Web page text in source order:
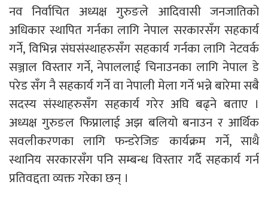
नव निर्वाचित अध्यक्ष गुरुङले आदिवासी जनजातिको
अधिकार स्थापित गर्नका लागि नेपाल सरकारसँग सहकार्य
गर्ने, विभिन्न संघसंस्थाहरुसँग सहकार्य गर्नका लागि नेटवर्क
सञ्जाल विस्तार गर्ने, नेपाललाई चिनाउनका लागि नेपाल डे
परेड सँग नै सहकार्य गर्ने वा नेपाली मेला गर्ने भन्ने बारेमा सबै
सदस्य संस्थाहरुसँग सहकार्य गरेर अघि बढ्ने बताए ।
अध्यक्ष गुरुङल फिप्नालाई अझ बलियो बनाउन र आर्थिक
सवलीकरणका लागि फन्डरेजिङ कार्यक्रम गर्ने, साथै
स्थानिय सरकारसँग पनि सम्बन्ध विस्तार गर्दै सहकार्य गर्न
प्रतिवद्दता व्यक्त गरेका छन् ।